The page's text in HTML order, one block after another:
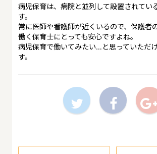
病児保育は、病院と並列して設置されてい
す。
常に医師や看護師が近くいるので、保護者
働く保育士にとっても安心ですよね。
病児保育で働いてみたい…と思っていただ
す。